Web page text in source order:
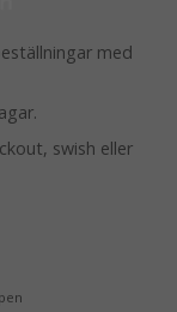
med
swish eller